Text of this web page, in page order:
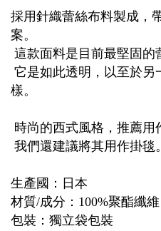
採用針織蕾絲布料製成，
案。
這款面料是目前最堅固的
它是如此透明，以至於另
樣。
時尚的西式風格，推薦用
我們還建議將其用作掛毯。
生產國：日本
材質/成分：100%聚酯纖維
包裝：獨立袋包裝